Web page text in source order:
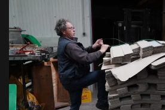
VOIR EN GRAND